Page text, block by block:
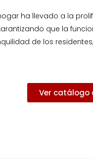
ha llevado a la
que la
de los
Ver catálogo